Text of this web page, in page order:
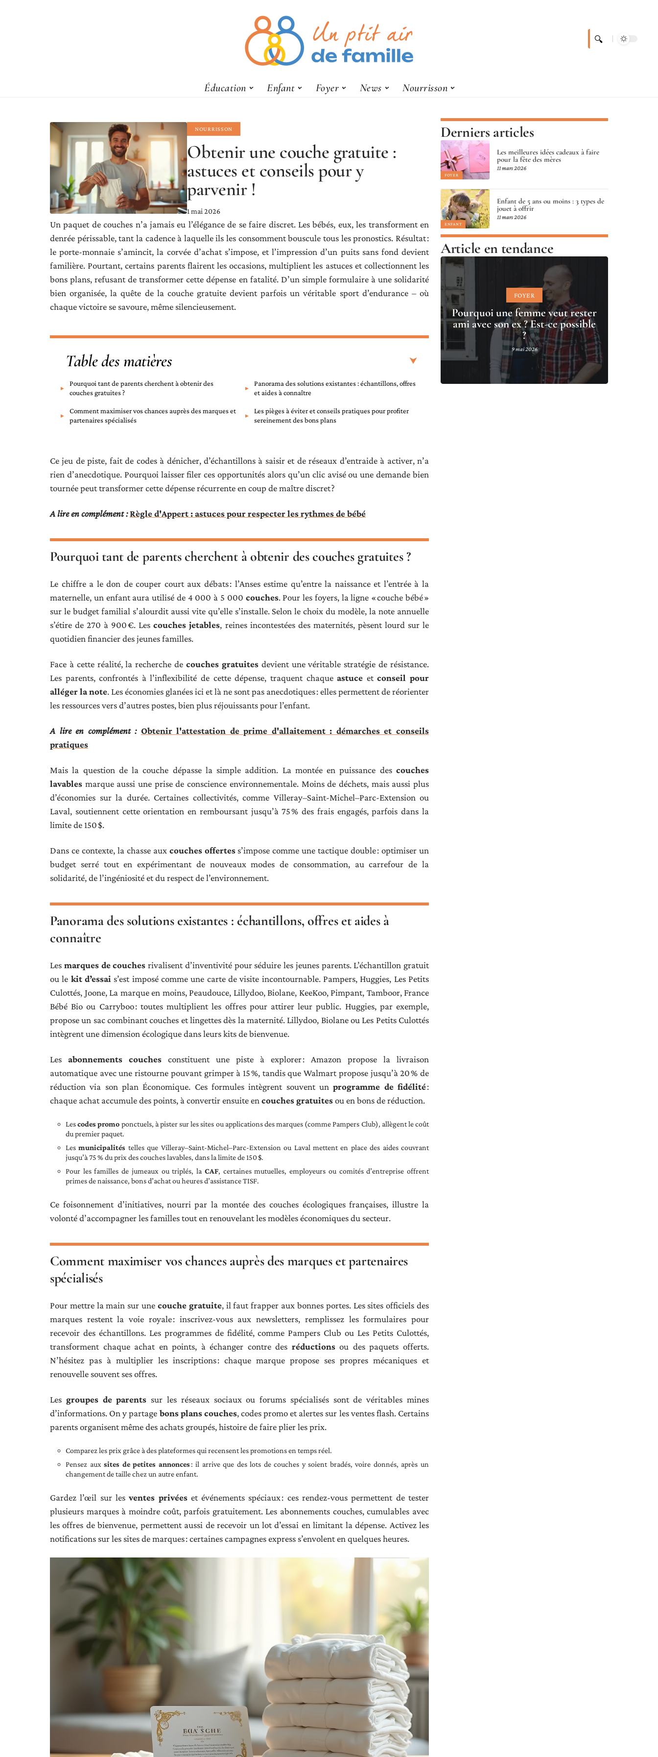
Éducation Enfant Foyer News Nourrisson
NOURRISSON
Obtenir une couche gratuite :
astuces et conseils pour y
parvenir !
1 mai 2026
Un paquet de couches n’a jamais eu l’élégance de se faire discret. Les bébés, eux, les transforment en
denrée périssable, tant la cadence à laquelle ils les consomment bouscule tous les pronostics. Résultat :
le porte-monnaie s’amincit, la corvée d’achat s’impose, et l’impression d’un puits sans fond devient
familière. Pourtant, certains parents flairent les occasions, multiplient les astuces et collectionnent les
bons plans, refusant de transformer cette dépense en fatalité. D’un simple formulaire à une solidarité
bien organisée, la quête de la couche gratuite devient parfois un véritable sport d’endurance – où
chaque victoire se savoure, même silencieusement.
Table des matières
Pourquoi tant de parents cherchent à obtenir des
couches gratuites ?
Panorama des solutions existantes : échantillons, offres
et aides à connaître
Comment maximiser vos chances auprès des marques et
partenaires spécialisés
Les pièges à éviter et conseils pratiques pour profiter
sereinement des bons plans
Ce jeu de piste, fait de codes à dénicher, d’échantillons à saisir et de réseaux d’entraide à activer, n’a
rien d’anecdotique. Pourquoi laisser filer ces opportunités alors qu’un clic avisé ou une demande bien
tournée peut transformer cette dépense récurrente en coup de maître discret ?
A lire en complément :Règle d'Appert : astuces pour respecter les rythmes de bébé
Pourquoi tant de parents cherchent à obtenir des couches gratuites ?
Le chiffre a le don de couper court aux débats : l’Anses estime qu’entre la naissance et l’entrée à la
maternelle, un enfant aura utilisé de 4 000 à 5 000 couches. Pour les foyers, la ligne « couche bébé »
sur le budget familial s’alourdit aussi vite qu’elle s’installe. Selon le choix du modèle, la note annuelle
s’étire de 270 à 900 €. Lescouches jetables, reines incontestées des maternités, pèsent lourd sur le
quotidien financier des jeunes familles.
Face à cette réalité, la recherche de couches gratuitesdevient une véritable stratégie de résistance.
Les parents, confrontés à l’inflexibilité de cette dépense, traquent chaqueastuce etconseil pour
alléger la note. Les économies glanées ici et là ne sont pas anecdotiques : elles permettent de réorienter
les ressources vers d’autres postes, bien plus réjouissants pour l’enfant.
A lire en complément : Obtenir l'attestation de prime d'allaitement : démarches et conseils
pratiques
Mais la question de la couche dépasse la simple addition. La montée en puissance des couches
lavables marque aussi une prise de conscience environnementale. Moins de déchets, mais aussi plus
d’économies sur la durée. Certaines collectivités, comme Villeray–Saint-Michel–Parc-Extension ou
Laval, soutiennent cette orientation en remboursant jusqu’à 75 % des frais engagés, parfois dans la
limite de 150 $.
Dans ce contexte, la chasse aux couches offertess’impose comme une tactique double : optimiser un
budget serré tout en expérimentant de nouveaux modes de consommation, au carrefour de la
solidarité, de l’ingéniosité et du respect de l’environnement.
Panorama des solutions existantes : échantillons, offres et aides à
connaître
Les marques de couches rivalisent d’inventivité pour séduire les jeunes parents. L’échantillon gratuit
ou le kit d’essai s’est imposé comme une carte de visite incontournable. Pampers, Huggies, Les Petits
Culottés, Joone, La marque en moins, Peaudouce, Lillydoo, Biolane, KeeKoo, Pimpant, Tamboor, France
Bébé Bio ou Carryboo : toutes multiplient les offres pour attirer leur public. Huggies, par exemple,
propose un sac combinant couches et lingettes dès la maternité. Lillydoo, Biolane ou Les Petits Culottés
intègrent une dimension écologique dans leurs kits de bienvenue.
Les abonnements couches constituent une piste à explorer : Amazon propose la livraison
automatique avec une ristourne pouvant grimper à 15 %, tandis que Walmart propose jusqu’à 20 % de
réduction via son plan Économique. Ces formules intègrent souvent unprogramme de fidélité:
chaque achat accumule des points, à convertir ensuite en couches gratuitesou en bons de réduction.
Lescodes promo ponctuels, à pister sur les sites ou applications des marques (comme Pampers Club), allègent le coût
du premier paquet.
Lesmunicipalités telles que Villeray–Saint-Michel–Parc-Extension ou Laval mettent en place des aides couvrant
jusqu’à 75 % du prix des couches lavables, dans la limite de 150 $.
Pour les familles de jumeaux ou triplés, la CAF, certaines mutuelles, employeurs ou comités d’entreprise offrent
primes de naissance, bons d’achat ou heures d’assistance TISF.
Ce foisonnement d’initiatives, nourri par la montée des couches écologiques françaises, illustre la
volonté d’accompagner les familles tout en renouvelant les modèles économiques du secteur.
Comment maximiser vos chances auprès des marques et partenaires
spécialisés
Pour mettre la main sur une couche gratuite, il faut frapper aux bonnes portes. Les sites officiels des
marques restent la voie royale : inscrivez-vous aux newsletters, remplissez les formulaires pour
recevoir des échantillons. Les programmes de fidélité, comme Pampers Club ou Les Petits Culottés,
transforment chaque achat en points, à échanger contre des réductionsou des paquets offerts.
N’hésitez pas à multiplier les inscriptions : chaque marque propose ses propres mécaniques et
renouvelle souvent ses offres.
Les groupes de parents sur les réseaux sociaux ou forums spécialisés sont de véritables mines
d’informations. On y partage bons plans couches, codes promo et alertes sur les ventes flash. Certains
parents organisent même des achats groupés, histoire de faire plier les prix.
Comparez les prix grâce à des plateformes qui recensent les promotions en temps réel.
Pensez auxsites de petites annonces : il arrive que des lots de couches y soient bradés, voire donnés, après un
changement de taille chez un autre enfant.
Gardez l’œil sur lesventes privéeset événements spéciaux : ces rendez-vous permettent de tester
plusieurs marques à moindre coût, parfois gratuitement. Les abonnements couches, cumulables avec
les offres de bienvenue, permettent aussi de recevoir un lot d’essai en limitant la dépense. Activez les
notifications sur les sites de marques : certaines campagnes express s’envolent en quelques heures.
Derniers articles
FOYER
Les meilleures idées cadeaux à faire
pour la fête des mères
11 mars 2026
ENFANT
Enfant de 5 ans ou moins : 3 types de
jouet à offrir
11 mars 2026
Article en tendance
FOYER
Pourquoi une femme veut rester
ami avec son ex ? Est-ce possible
?
9 mai 2026